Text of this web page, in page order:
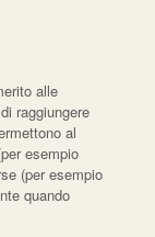
alle
raggiungere
al
esempio
(per esempio
quando